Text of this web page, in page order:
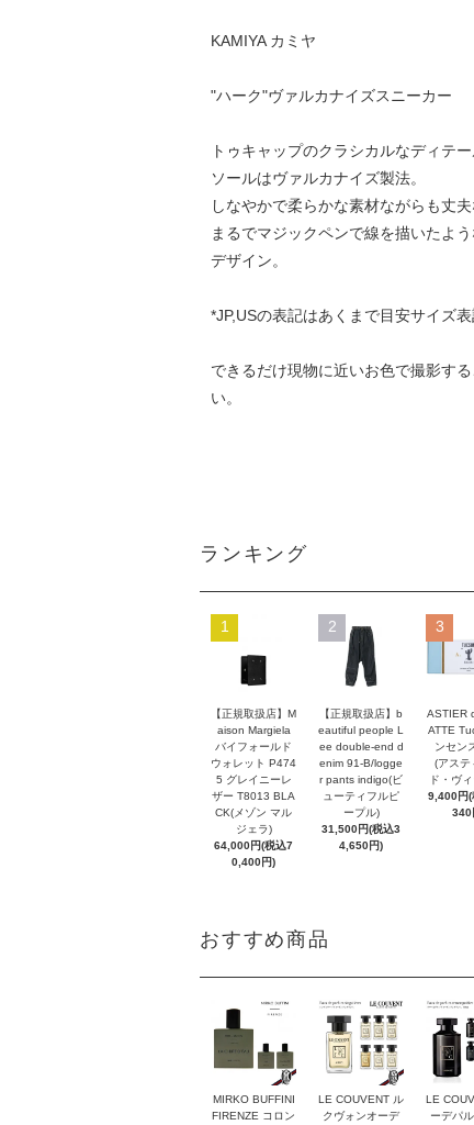
KAMIYA カミヤ
"ハーク"ヴァルカナイズスニーカー
トゥキャップのクラシカルなディテ
ソールはヴァルカナイズ製法。
しなやかで柔らかな素材ながらも丈
まるでマジックペンで線を描いたよ
デザイン。
*JP,USの表記はあくまで目安サイズ
できるだけ現物に近いお色で撮影す
い。
ランキング
1
【正規取扱店】M
aison Margiela
バイフォールド
ウォレット P474
5 グレイニーレ
ザー T8013 BLA
CK(メゾン マル
ジェラ)
64,000円(税込7
0,400円)
2
【正規取扱店】b
eautiful people L
ee double-end d
enim 91-B/logge
r pants indigo(ビ
ューティフルピ
ープル)
31,500円(税込3
4,650円)
3
ASTIER
ATTE
ンセン
(アステ
ド・ヴ
9,400円(
340
おすすめ商品
MIRKO BUFFINI
FIRENZE コロン
LE COUVENT ル
クヴォンオーデ
LE
ーデパ